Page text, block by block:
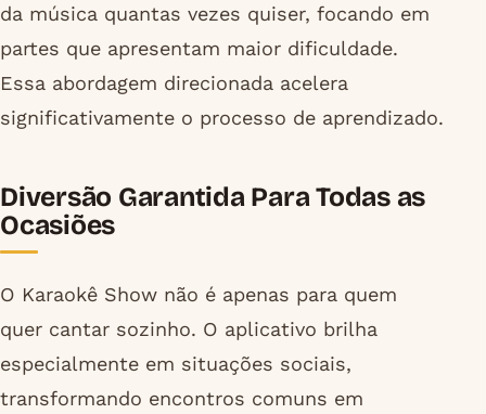
da música quantas vezes quiser, focando em
partes que apresentam maior dificuldade.
Essa abordagem direcionada acelera
significativamente o processo de aprendizado.
Diversão Garantida Para Todas as
Ocasiões
O Karaokê Show não é apenas para quem
quer cantar sozinho. O aplicativo brilha
especialmente em situações sociais,
transformando encontros comuns em